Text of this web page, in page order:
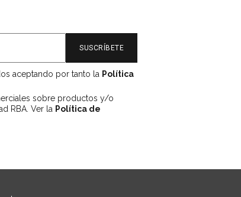
aceptando por tanto la Política
sobre productos y/o
RBA. Ver la Política de